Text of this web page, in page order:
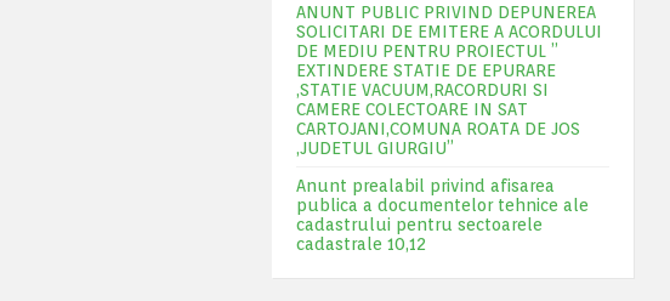
ANUNT PUBLIC PRIVIND DEPUNEREA
SOLICITARI DE EMITERE A ACORDULUI
DE MEDIU PENTRU PROIECTUL ”
EXTINDERE STATIE DE EPURARE
,STATIE VACUUM,RACORDURI SI
CAMERE COLECTOARE IN SAT
CARTOJANI,COMUNA ROATA DE JOS
,JUDETUL GIURGIU”
Anunt prealabil privind afisarea
publica a documentelor tehnice ale
cadastrului pentru sectoarele
cadastrale 10,12